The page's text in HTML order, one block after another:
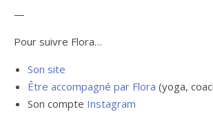
—
Pour suivre Flora…
Son site
Être accompagné par Flora (yoga,
Son compte Instagram